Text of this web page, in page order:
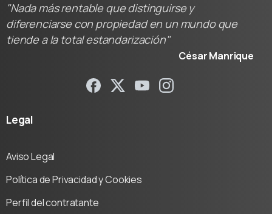
"Nada más rentable que distinguirse y
diferenciarse con propiedad en un mundo que
tiende a la total estandarización"
César Manrique
Legal
Aviso Legal
Política de Privacidad y Cookies
Perfil del contratante